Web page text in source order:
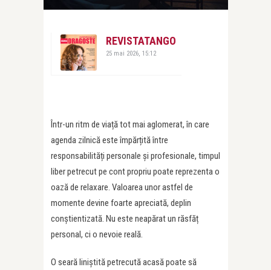
REVISTATANGO
25 mai 2026, 15:12
Într-un ritm de viață tot mai aglomerat, în care
agenda zilnică este împărțită între
responsabilități personale și profesionale, timpul
liber petrecut pe cont propriu poate reprezenta o
oază de relaxare. Valoarea unor astfel de
momente devine foarte apreciată, deplin
conștientizată. Nu este neapărat un răsfăț
personal, ci o nevoie reală.
O seară liniștită petrecută acasă poate să